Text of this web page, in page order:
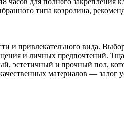
типа ковролина,
и привлекательного вида.
и личных предпочтений.
эстетичный и прочный пол,
материалов — залог